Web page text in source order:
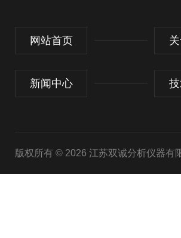
网站首页
新闻中心
版权所有 © 2026 江苏双诚分析仪器有